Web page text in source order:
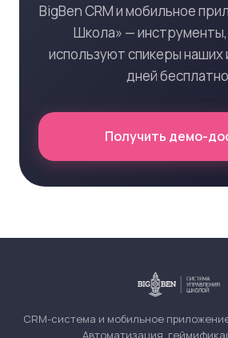
BigBen CRM и мобильное
Школа» —
используют спикеры наших
дней
Получить демо-
CRM-система и мобильное
Автоматизация,